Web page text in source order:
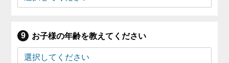
お子様の年齢を教えてください